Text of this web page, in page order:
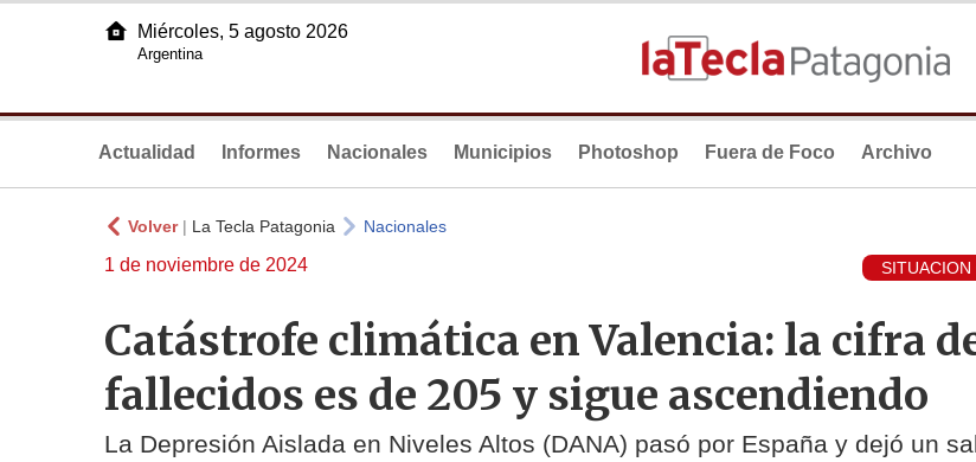
Miércoles, 5 agosto 2026
Argentina
Actualidad Informes Nacionales Municipios Photoshop Fuera de Foco Archivo
Volver| La Tecla Patagonia Nacionales
1 de noviembre de 2024 SITUACION
Catástrofe climática en Valencia: la cifra
fallecidos es de 205 y sigue ascendiendo
La Depresión Aislada en Niveles Altos (DANA) pasó por España y dejó un